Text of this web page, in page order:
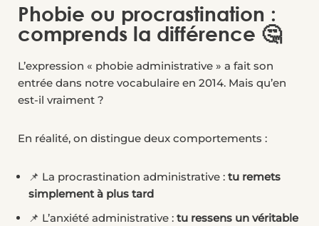
Phobie ou procrastination :
comprends la différence 🤔
L’expression « phobie administrative » a fait son
entrée dans notre vocabulaire en 2014. Mais qu’en
est-il vraiment ?
En réalité, on distingue deux comportements :
📌 La procrastination administrative : tu remets
simplement à plus tard
📌 L’anxiété administrative : tu ressens un véritable